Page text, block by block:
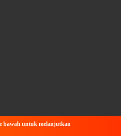
bawah untuk melanjutkan